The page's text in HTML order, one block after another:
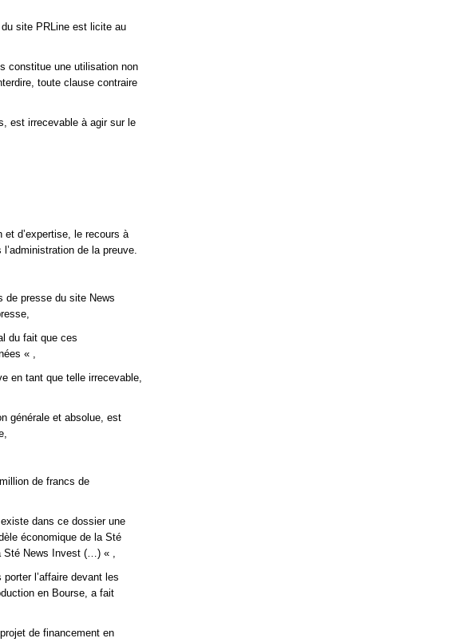
site PRLine est licite au
constitue une utilisation non
toute clause contraire
est irrecevable à agir sur le
d’expertise, le recours à
de la preuve.
de presse du site News
du fait que ces
« ,
en tant que telle irrecevable,
générale et absolue, est
de francs de
dans ce dossier une
économique de la Sté
Sté News Invest (…) « ,
l’affaire devant les
en Bourse, a fait
de financement en